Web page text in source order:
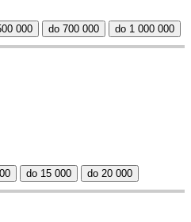
000 do 700 000 do 1 000 000
do 15 000 do 20 000